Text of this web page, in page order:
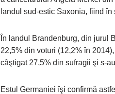
landul sud-estic Saxonia, fiind
În landul Brandenburg, din jurul
22,5% din voturi (12,2% în
câştigat 27,5% din sufragii şi s-
Estul Germaniei îşi confirmă